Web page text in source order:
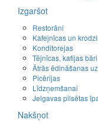
Izgaršot
Restorāni
Kafejnīcas un
Konditorejas
Tējnīcas, kafijas
Ātrās ēdināšanas
Picērijas
Līdzņemšanai
Jelgavas pilsētas
Nakšņot